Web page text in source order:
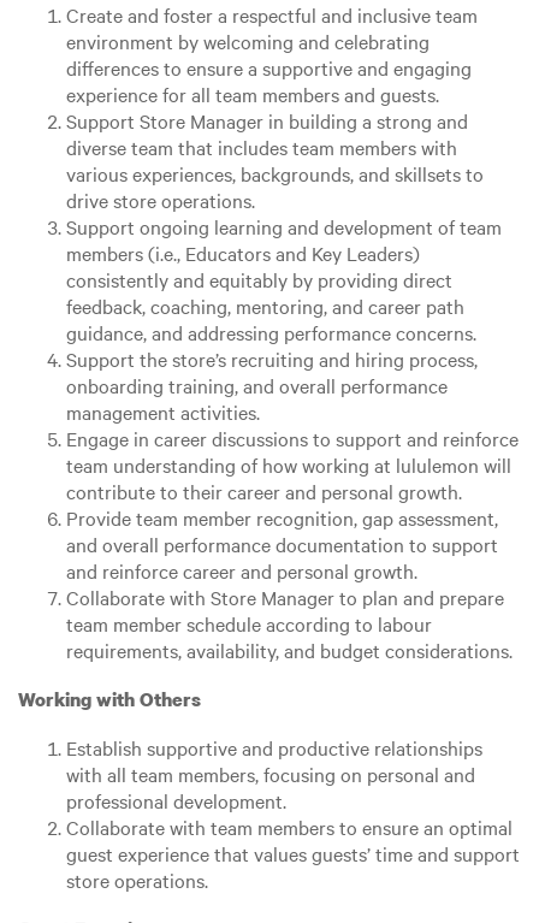
Create and foster a respectful and inclusive team
environment by welcoming and celebrating
differences to ensure a supportive and engaging
experience for all team members and guests.
Support Store Manager in building a strong and
diverse team that includes team members with
various experiences, backgrounds, and skillsets to
drive store operations.
Support ongoing learning and development of team
members (i.e., Educators and Key Leaders)
consistently and equitably by providing direct
feedback, coaching, mentoring, and career path
guidance, and addressing performance concerns.
Support the store’s recruiting and hiring process,
onboarding training, and overall performance
management activities.
Engage in career discussions to support and reinforce
team understanding of how working at lululemon will
contribute to their career and personal growth.
Provide team member recognition, gap assessment,
and overall performance documentation to support
and reinforce career and personal growth.
Collaborate with Store Manager to plan and prepare
team member schedule according to labour
requirements, availability, and budget considerations.
Working with Others
Establish supportive and productive relationships
with all team members, focusing on personal and
professional development.
Collaborate with team members to ensure an optimal
guest experience that values guests’ time and support
store operations.